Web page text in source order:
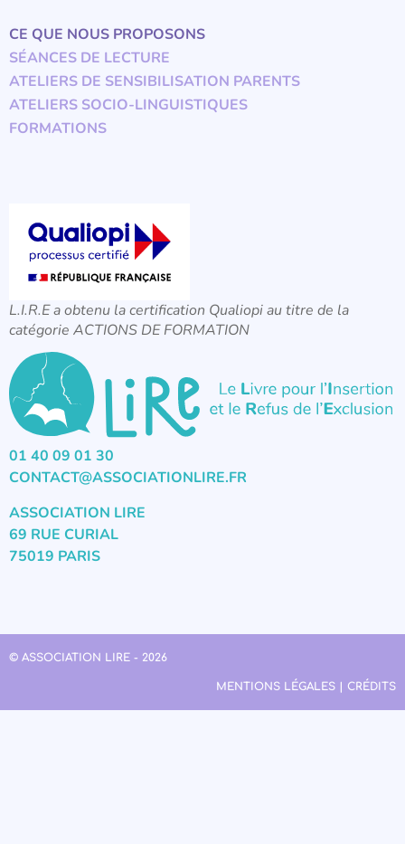
CE QUE NOUS PROPOSONS
SÉANCES DE LECTURE
ATELIERS DE SENSIBILISATION PARENTS
ATELIERS SOCIO-LINGUISTIQUES
FORMATIONS
L.I.R.E a obtenu la certification Qualiopi au titre de la
catégorie ACTIONS DE FORMATION
01 40 09 01 30
CONTACT@ASSOCIATIONLIRE.FR
ASSOCIATION LIRE
69 RUE CURIAL
75019 PARIS
© ASSOCIATION LIRE - 2026
MENTIONS LÉGALES | CRÉDITS